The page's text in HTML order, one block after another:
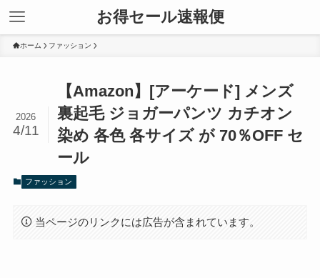
お得セール速報便
ホーム ファッション
【Amazon】[アーケード] メンズ
裏起毛 ジョガーパンツ カチオン
染め 各色 各サイズ が 70％OFF セ
ール
2026
4/11
ファッション
当ページのリンクには広告が含まれています。